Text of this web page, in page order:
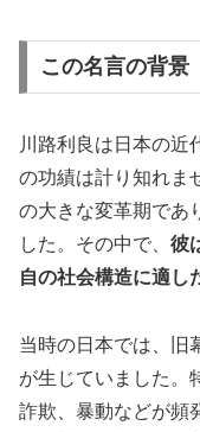
この名言の背景
川路利良は日本の近
の功績は計り知れま
の大きな変革期であ
した。その中で、 彼
自の社会構造に適し
当時の日本では、旧
が生じていました。
詐欺、暴動などが頻